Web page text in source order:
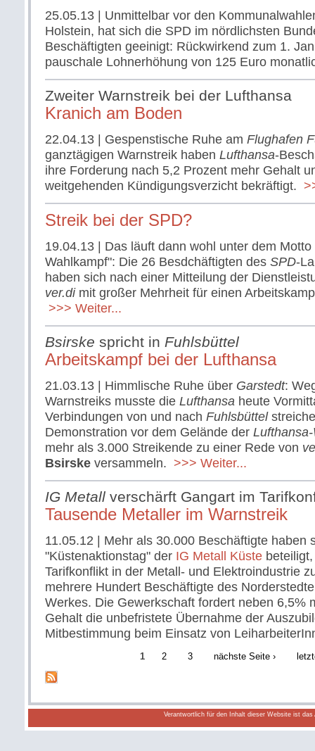
25.05.13 | Unmittelbar vor den
Holstein, hat sich die SPD im nördlichsten
Beschäftigten geeinigt: Rückwirkend zum 1.
pauschale Lohnerhöhung von 125 Euro
Zweiter Warnstreik bei der Lufthansa
Kranich am Boden
22.04.13 | Gespenstische Ruhe am Flughafen
ganztägigen Warnstreik haben Lufthansa-
ihre Forderung nach 5,2 Prozent mehr Gehalt
weitgehenden Kündigungsverzicht bekräftigt.
Streik bei der SPD?
19.04.13 | Das läuft dann wohl unter dem
Wahlkampf": Die 26 Besdchäftigten des SPD-
haben sich nach einer Mitteilung der
ver.dimit großer Mehrheit für einen
>>> Weiter...
Bsirske spricht in Fuhlsbüttel
Arbeitskampf bei der Lufthansa
21.03.13 | Himmlische Ruhe über Garstedt:
Warnstreiks musste die Lufthansa heute
Verbindungen von und nach Fuhlsbüttel
Demonstration vor dem Gelände der
mehr als 3.000 Streikende zu einer Rede von
Bsirske versammeln. >>> Weiter...
IG Metall verschärft Gangart im
Tausende Metaller im Warnstreik
11.05.12 | Mehr als 30.000 Beschäftigte haben
"Küstenaktionstag" der IG Metall Küste
Tarifkonflikt in der Metall- und Elektroindustrie
mehrere Hundert Beschäftigte des
Werkes. Die Gewerkschaft fordert neben 6,5%
Gehalt die unbefristete Übernahme der
Mitbestimmung beim Einsatz von
1 2 3 nächste Seite ›
Verantwortlich für den Inhalt dieser Website ist